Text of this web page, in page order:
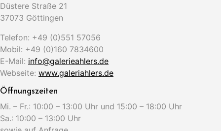
Düstere Straße 21
37073 Göttingen
Telefon: +49 (0)551 57056
Mobil: +49 (0)160 7834600
E-Mail: info@galerieahlers.de
Webseite: www.galeriahlers.de
Öffnungszeiten
Mi. – Fr.: 10:00 – 13:00 Uhr und 15:00 – 18:00 Uhr
Sa.: 10:00 – 13:00 Uhr